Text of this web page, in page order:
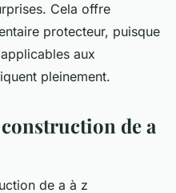
Cela offre
protecteur, puisque
aux
pleinement.
de a